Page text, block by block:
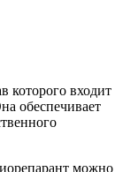
которого входит
обеспечивает
можно